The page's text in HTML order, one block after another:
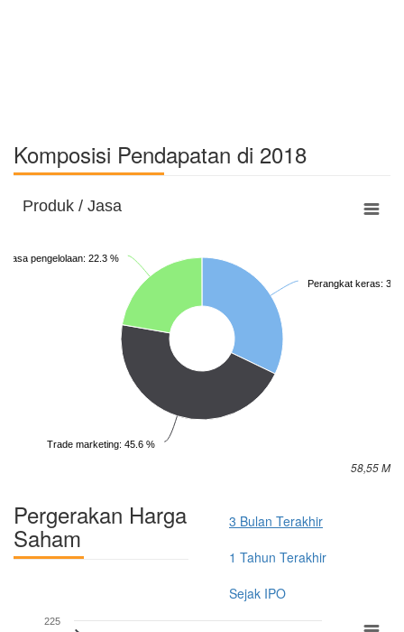
Komposisi Pendapatan di 2018
Produk / Jasa
Perangkat keras:
Trade marketing: 45.6 %
Jasa pengelolaan: 22.3 %
58,55 M
Pergerakan Harga
Saham
3 Bulan Terakhir
1 Tahun Terakhir
Sejak IPO
225